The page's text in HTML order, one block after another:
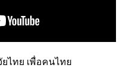
ไทย เพื่อคนไทย